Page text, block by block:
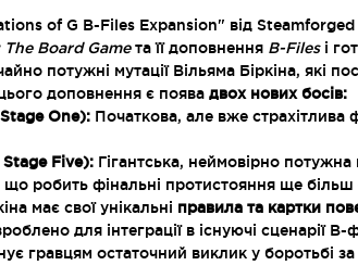
of G B-Files Expansion" від
Board Gameта її доповнення B-Filesі
потужні мутації Вільяма Біркіна, які
доповнення є поява двох нових босів:
Stage One): Початкова, але вже страхітлива
Stage Five): Гігантська, неймовірно
що робить фінальні протистояння ще
має свої унікальні правила та картки
для інтеграції в існуючі сценарії
гравцям остаточний виклик у боротьбі